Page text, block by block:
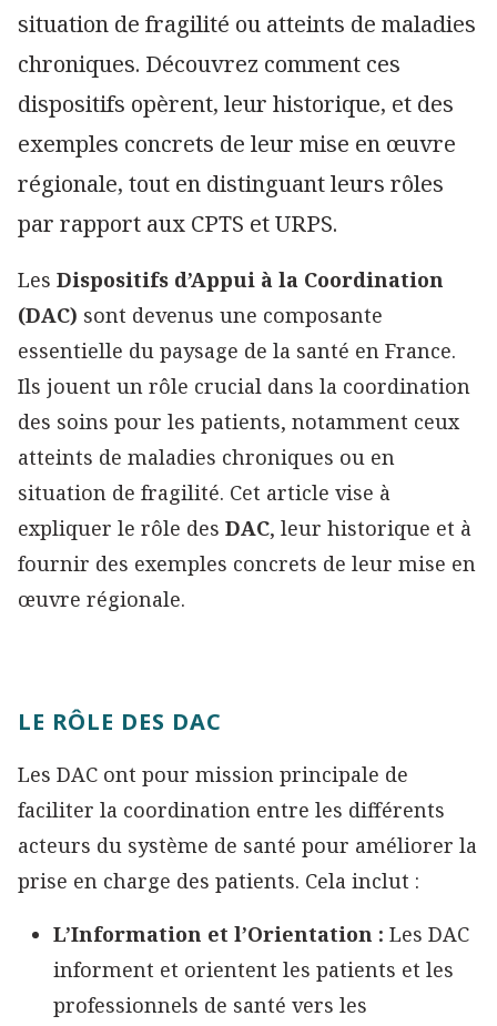
situation de fragilité ou atteints de maladies
chroniques. Découvrez comment ces
dispositifs opèrent, leur historique, et des
exemples concrets de leur mise en œuvre
régionale, tout en distinguant leurs rôles
par rapport aux CPTS et URPS.
Les Dispositifs d’Appui à la Coordination
(DAC) sont devenus une composante
essentielle du paysage de la santé en France.
Ils jouent un rôle crucial dans la coordination
des soins pour les patients, notamment ceux
atteints de maladies chroniques ou en
situation de fragilité. Cet article vise à
expliquer le rôle des DAC, leur historique et à
fournir des exemples concrets de leur mise en
œuvre régionale.
LE RÔLE DES DAC
Les DAC ont pour mission principale de
faciliter la coordination entre les différents
acteurs du système de santé pour améliorer la
prise en charge des patients. Cela inclut :
L’Information et l’Orientation : Les DAC
informent et orientent les patients et les
professionnels de santé vers les